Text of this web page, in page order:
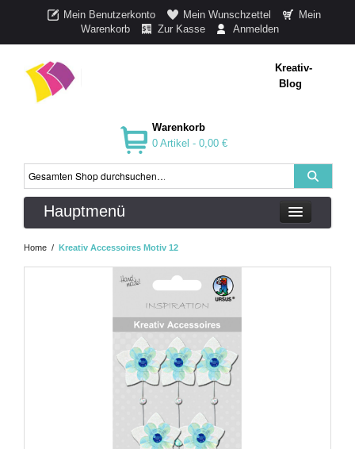
Mein Benutzerkonto Mein Wunschzettel
Mein
Warenkorb
Zur Kasse Anmelden
Kreativ-
Blog
Warenkorb
0 Artikel - 0,00 €
Hauptmenü
Home / Kreativ Accessoires Motiv 12